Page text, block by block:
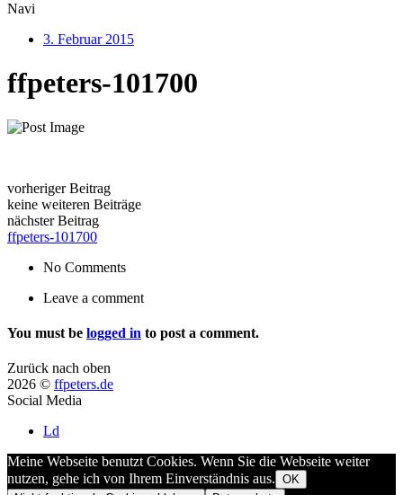
Navi
3. Februar 2015
ffpeters-101700
vorheriger Beitrag
keine weiteren Beiträge
nächster Beitrag
ffpeters-101700
No Comments
Leave a comment
You must be logged in to post a comment.
Zurück nach oben
2026 © ffpeters.de
Social Media
Ld
Meine Webseite benutzt Cookies. Wenn Sie die Webseite weiter
nutzen, gehe ich von Ihrem Einverständnis aus. OK